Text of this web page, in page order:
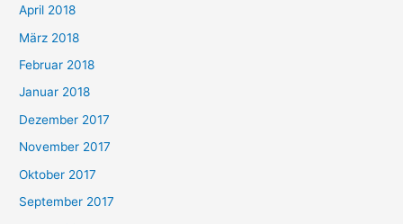
April 2018
März 2018
Februar 2018
Januar 2018
Dezember 2017
November 2017
Oktober 2017
September 2017